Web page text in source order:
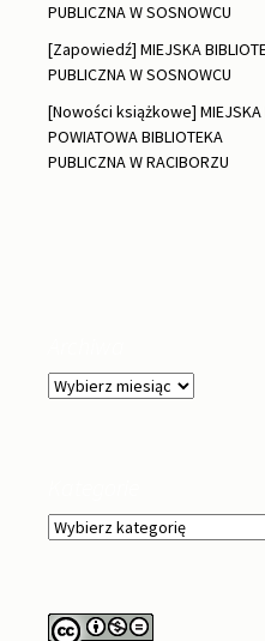
PUBLICZNA W SOSNOWCU
[Zapowiedź] MIEJSKA
PUBLICZNA W SOSNOWCU
[Nowości książkowe] MIEJSKA
POWIATOWA BIBLIOTEKA
PUBLICZNA W RACIBORZU
Archiwa
Kategorie